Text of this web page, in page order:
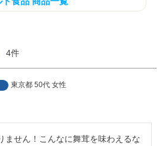
4
東京都 50代 女性
ません！こんなに舞茸を味わえるな